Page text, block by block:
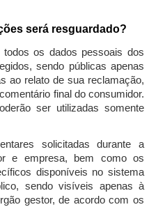
será resguardado?
os dados pessoais dos
sendo públicas apenas
ao relato de sua reclamação,
final do consumidor.
ser utilizadas somente
solicitadas durante a
e empresa, bem como os
disponíveis no sistema
sendo visíveis apenas à
gestor, de acordo com os